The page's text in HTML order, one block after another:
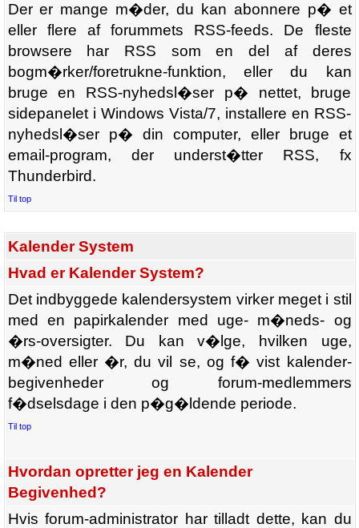
Der er mange m�der, du kan abonnere p� et
eller flere af forummets RSS-feeds. De fleste
browsere har RSS som en del af deres
bogm�rker/foretrukne-funktion, eller du kan
bruge en RSS-nyhedsl�ser p� nettet, bruge
sidepanelet i Windows Vista/7, installere en RSS-
nyhedsl�ser p� din computer, eller bruge et
email-program, der underst�tter RSS, fx
Thunderbird.
Til top
Kalender System
Hvad er Kalender System?
Det indbyggede kalendersystem virker meget i stil
med en papirkalender med uge- m�neds- og
�rs-oversigter. Du kan v�lge, hvilken uge,
m�ned eller �r, du vil se, og f� vist kalender-
begivenheder og forum-medlemmers
f�dselsdage i den p�g�ldende periode.
Til top
Hvordan opretter jeg en Kalender
Begivenhed?
Hvis forum-administrator har tilladt dette, kan du